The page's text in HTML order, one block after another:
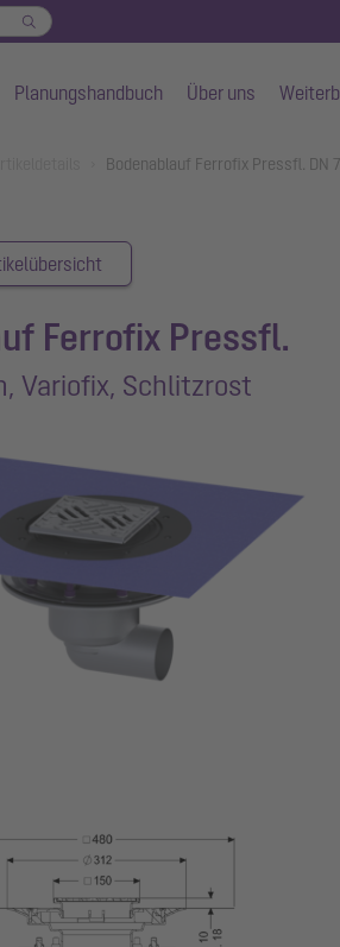
Planungshandbuch Über uns
Bodenablauf Ferrofix Pressfl.
Ferrofix Pressfl.
Variofix, Schlitzrost